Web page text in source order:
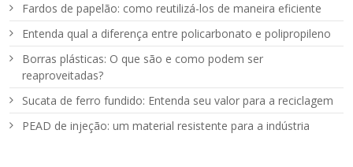
Fardos de papelão: como reutilizá-los de maneira eficiente
Entenda qual a diferença entre policarbonato e polipropileno
Borras plásticas: O que são e como podem ser
reaproveitadas?
Sucata de ferro fundido: Entenda seu valor para a reciclagem
PEAD de injeção: um material resistente para a indústria